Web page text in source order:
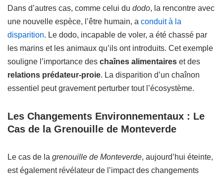
Dans d’autres cas, comme celui du dodo, la rencontre avec
une nouvelle espèce, l’être humain, a conduit à la
disparition. Le dodo, incapable de voler, a été chassé par
les marins et les animaux qu’ils ont introduits. Cet exemple
souligne l’importance des chaînes alimentaires et des
relations prédateur-proie. La disparition d’un chaînon
essentiel peut gravement perturber tout l’écosystème.
Les Changements Environnementaux : Le
Cas de la Grenouille de Monteverde
Le cas de la grenouille de Monteverde, aujourd’hui éteinte,
est également révélateur de l’impact des changements